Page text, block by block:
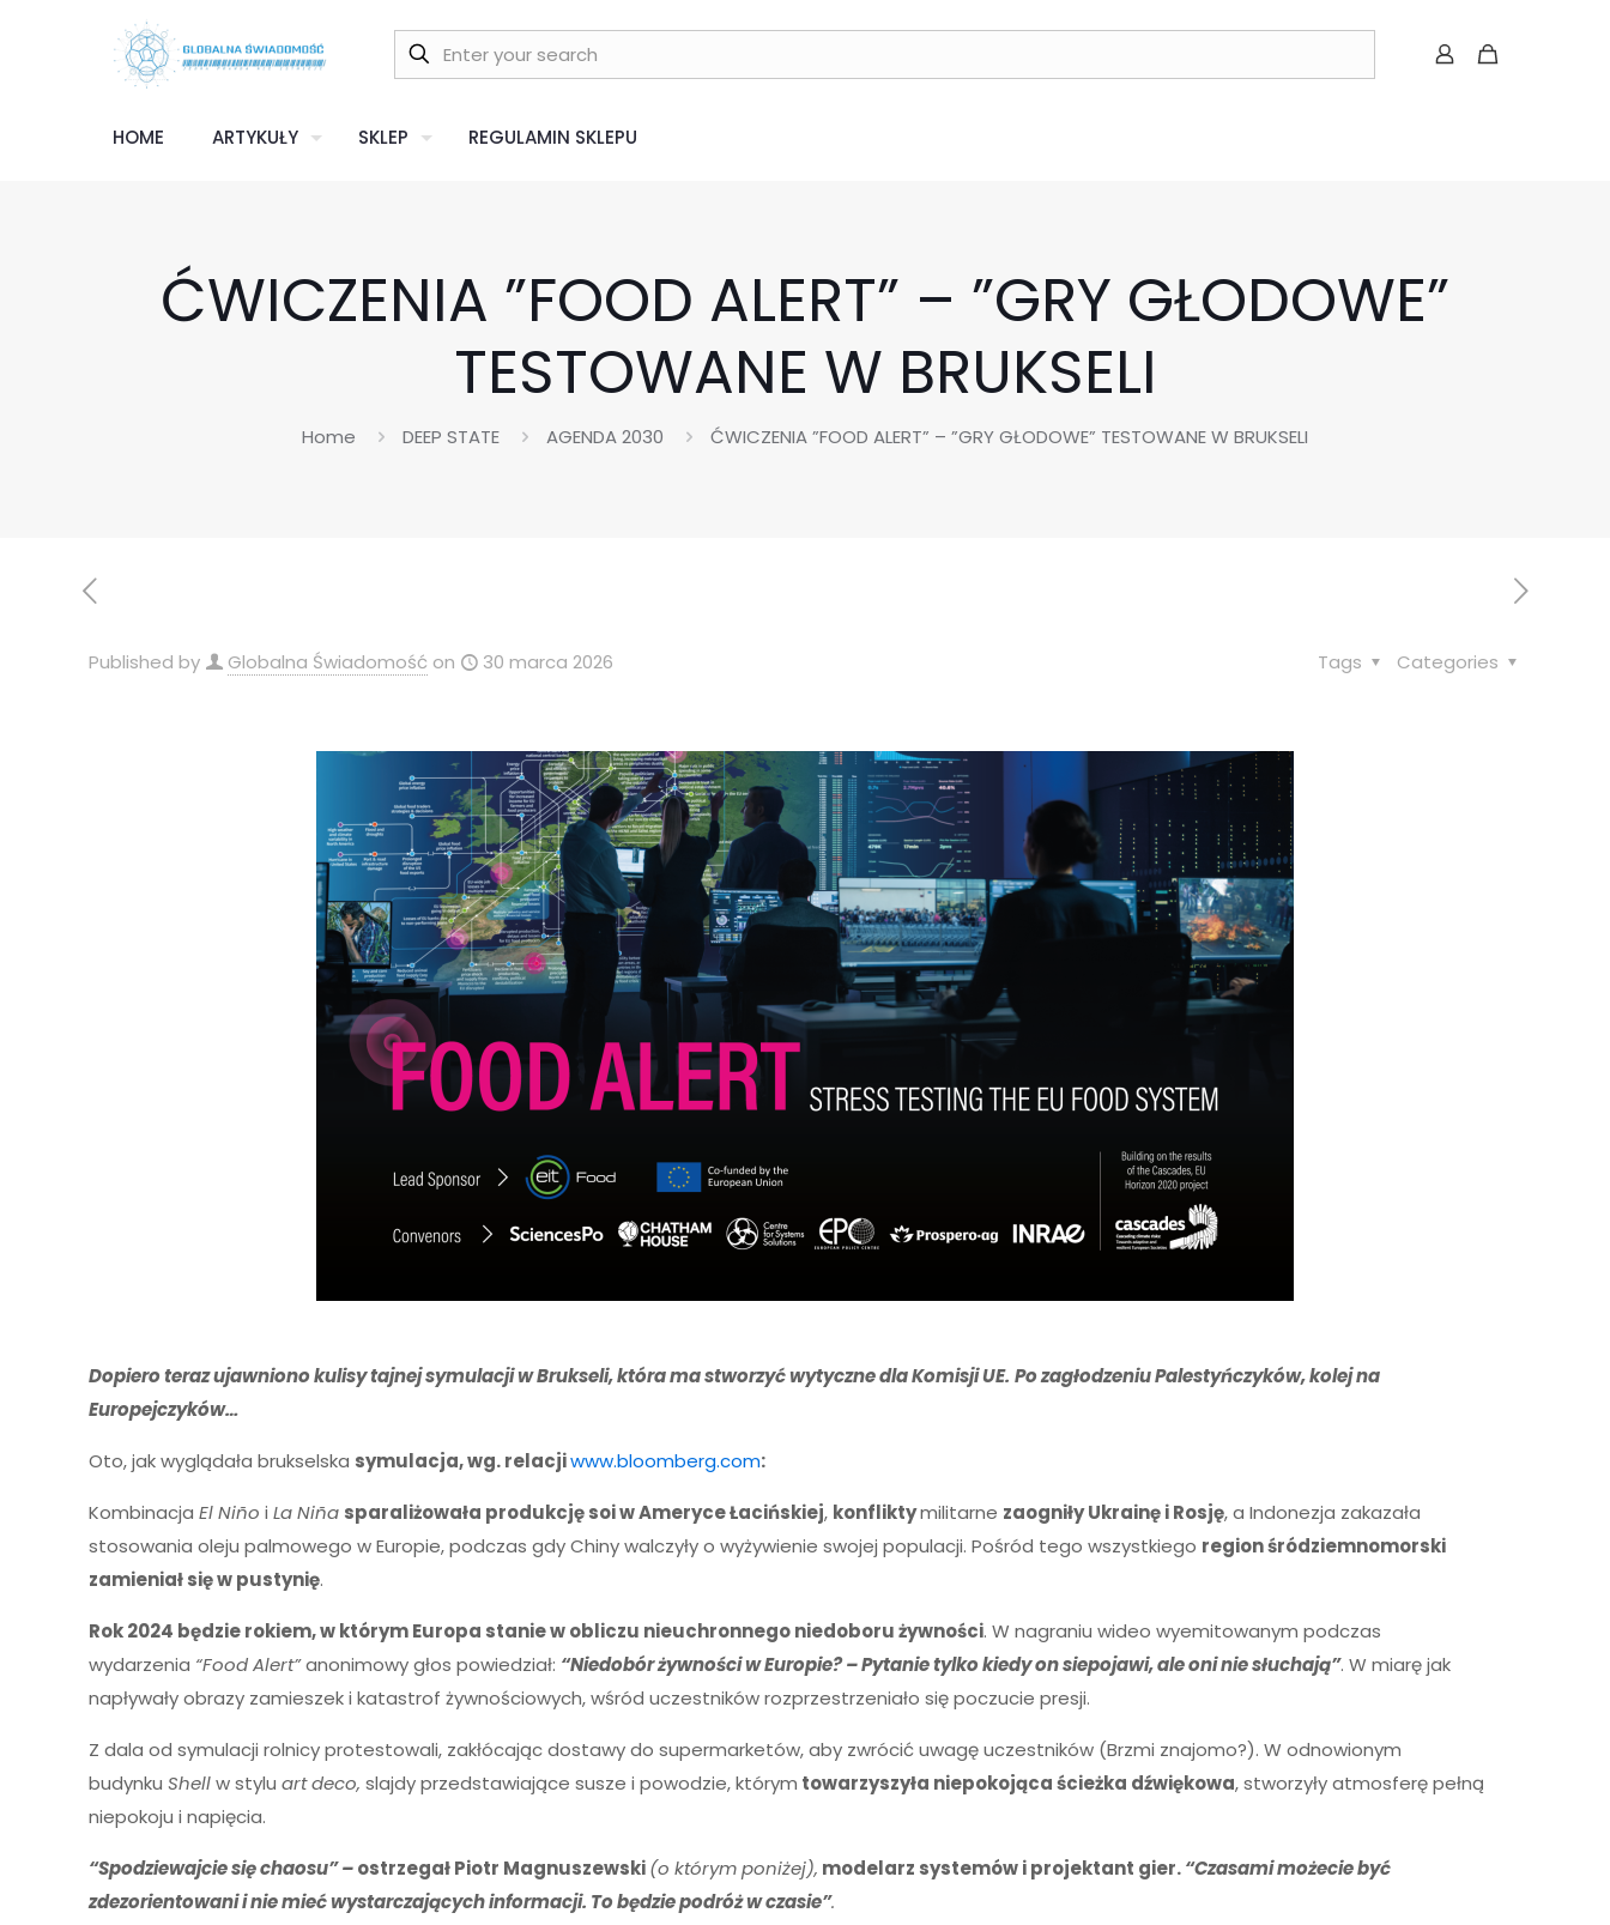
HOME ARTYKUŁY SKLEP REGULAMIN SKLEPU
ĆWICZENIA ”FOOD ALERT” – ”GRY GŁODOWE”
TESTOWANE W BRUKSELI
Home DEEP STATE AGENDA 2030 ĆWICZENIA ”FOOD ALERT” – ”GRY GŁODOWE” TESTOWANE W BRUKSELI
Published by Globalna Świadomość on 30 marca 2026 Categories
Tags
Dopiero teraz ujawniono kulisy tajnej symulacji w Brukseli, która ma stworzyć wytyczne dla Komisji UE. Po zagłodzeniu Palestyńczyków, kolej na
Europejczyków…
Oto, jak wyglądała brukselska symulacja, wg. relacjiwww.bloomberg.com:
KombinacjaEl Niño iLa Niña sparaliżowała produkcję soi w Ameryce Łacińskiej, konfliktymilitarne zaogniły Ukrainę i Rosję, a Indonezja zakazała
stosowania oleju palmowego w Europie, podczas gdy Chiny walczyły o wyżywienie swojej populacji. Pośród tego wszystkiego region śródziemnomorski
zamieniał się w pustynię.
Rok 2024 będzie rokiem, w którym Europa stanie w obliczu nieuchronnego niedoboru żywności. W nagraniu wideo wyemitowanym podczas
wydarzenia “Food Alert”anonimowy głos powiedział: “Niedobór żywności w Europie? – Pytanie tylko kiedy on siepojawi, ale oni nie słuchają”. W miarę jak
napływały obrazy zamieszek i katastrof żywnościowych, wśród uczestników rozprzestrzeniało się poczucie presji.
Z dala od symulacji rolnicy protestowali, zakłócając dostawy do supermarketów, aby zwrócić uwagę uczestników (Brzmi znajomo?). W odnowionym
budynkuShellw styluart deco, slajdy przedstawiające susze i powodzie, którym towarzyszyła niepokojąca ścieżka dźwiękowa, stworzyły atmosferę pełną
niepokoju i napięcia.
“Spodziewajcie się chaosu” –ostrzegał Piotr Magnuszewski(o którym poniżej), modelarz systemów i projektant gier.“Czasami możecie być
zdezorientowani i nie mieć wystarczających informacji. To będzie podróż w czasie”.